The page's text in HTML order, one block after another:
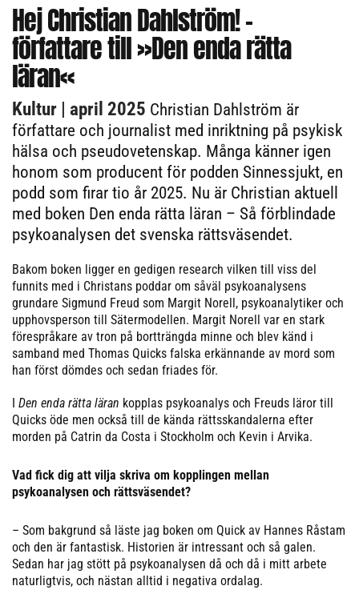
Hej Christian Dahlström! –
författare till »Den enda rätta
läran«
Kultur | april 2025 Christian Dahlström är
författare och journalist med inriktning på psykisk
hälsa och pseudovetenskap. Många känner igen
honom som producent för podden Sinnessjukt, en
podd som firar tio år 2025. Nu är Christian aktuell
med boken Den enda rätta läran – Så förblindade
psykoanalysen det svenska rättsväsendet.
Bakom boken ligger en gedigen research vilken till viss del
funnits med i Christans poddar om såväl psykoanalysens
grundare Sigmund Freud som Margit Norell, psykoanalytiker och
upphovsperson till Sätermodellen. Margit Norell var en stark
förespråkare av tron på bortträngda minne och blev känd i
samband med Thomas Quicks falska erkännande av mord som
han först dömdes och sedan friades för.
Den enda rätta läran kopplas psykoanalys och Freuds läror till
Quicks öde men också till de kända rättsskandalerna efter
morden på Catrin da Costa i Stockholm och Kevin i Arvika.
Vad fick dig att vilja skriva om kopplingen mellan
psykoanalysen och rättsväsendet?
– Som bakgrund så läste jag boken om Quick av Hannes Råstam
och den är fantastisk. Historien är intressant och så galen.
Sedan har jag stött på psykoanalysen då och då i mitt arbete
naturligtvis, och nästan alltid i negativa ordalag.